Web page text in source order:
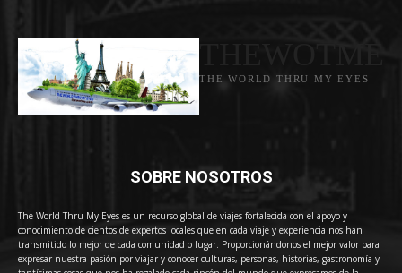
THE WORLD THRU MY EYES
SOBRE NOSOTROS
The World Thru My Eyes es un recurso global de viajes fortalecida con el apoyo y
conocimiento de cientos de expertos locales que en cada viaje y experiencia nos han
transmitido lo mejor de cada comunidad o lugar. Proporcionándonos el mejor valor para
expresar nuestra pasión por viajar y conocer culturas, personas, historias, gastronomía y